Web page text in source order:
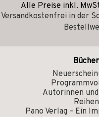
Alle Preise inkl.
Versandkostenfrei in der
Bücher
Autorinnen
Reihen
Pano Verlag – Ein